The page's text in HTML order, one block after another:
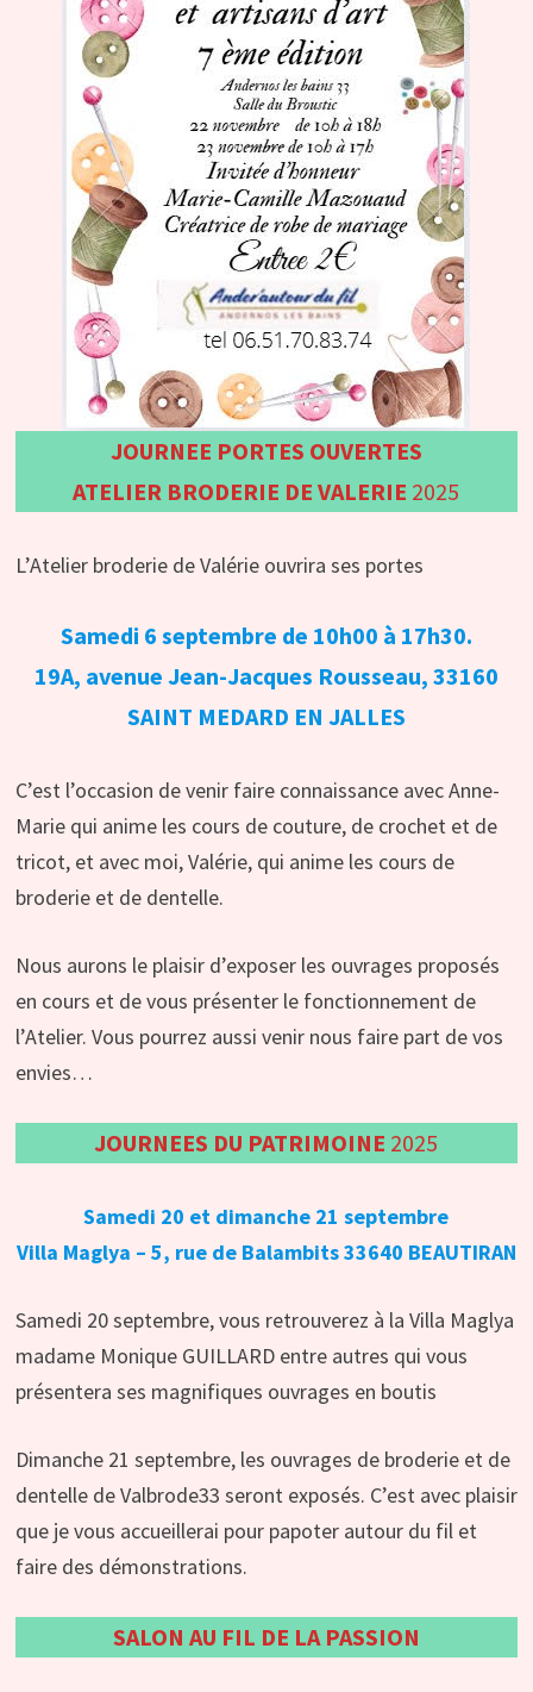
JOURNEE PORTES OUVERTES
ATELIER BRODERIE DE VALERIE 2025
L’Atelier broderie de Valérie ouvrira ses portes
Samedi 6 septembre de 10h00 à 17h30.
19A, avenue Jean-Jacques Rousseau, 33160
SAINT MEDARD EN JALLES
C’est l’occasion de venir faire connaissance avec Anne-
Marie qui anime les cours de couture, de crochet et de
tricot, et avec moi, Valérie, qui anime les cours de
broderie et de dentelle.
Nous aurons le plaisir d’exposer les ouvrages proposés
en cours et de vous présenter le fonctionnement de
l’Atelier. Vous pourrez aussi venir nous faire part de vos
envies…
JOURNEES DU PATRIMOINE 2025
Samedi 20 et dimanche 21 septembre
Villa Maglya – 5, rue de Balambits 33640 BEAUTIRAN
Samedi 20 septembre, vous retrouverez à la Villa Maglya
madame Monique GUILLARD entre autres qui vous
présentera ses magnifiques ouvrages en boutis
Dimanche 21 septembre, les ouvrages de broderie et de
dentelle de Valbrode33 seront exposés. C’est avec plaisir
que je vous accueillerai pour papoter autour du fil et
faire des démonstrations.
SALON AU FIL DE LA PASSION